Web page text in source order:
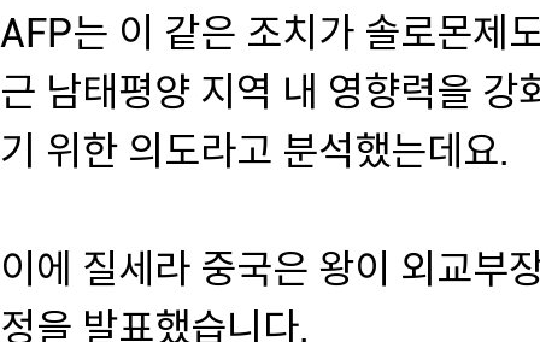
AFP는 이 같은 조치가 솔로몬제
근 남태평양 지역 내 영향력을 강
기 위한 의도라고 분석했는데요.
이에 질세라 중국은 왕이 외교부
정을 발표했습니다.